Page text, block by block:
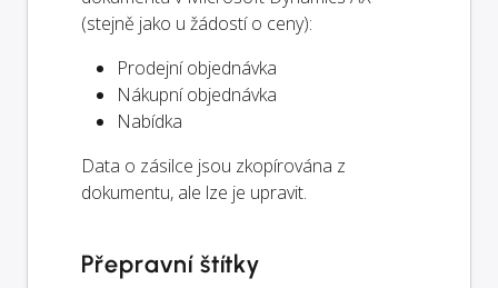
(stejně jako u žádostí o ceny):
Prodejní objednávka
Nákupní objednávka
Nabídka
Data o zásilce jsou zkopírována z
dokumentu, ale lze je upravit.
Přepravní štítky